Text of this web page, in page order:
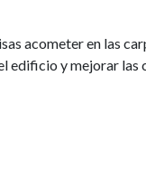
acometer en las
edificio y mejorar